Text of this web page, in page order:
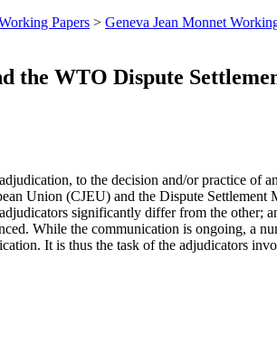
Papers > Geneva Jean Monnet
the WTO Dispute
to the decision and/or practice of
Union (CJEU) and the Dispute
significantly differ from the other;
While the communication is ongoing, a
It is thus the task of the adjudicators